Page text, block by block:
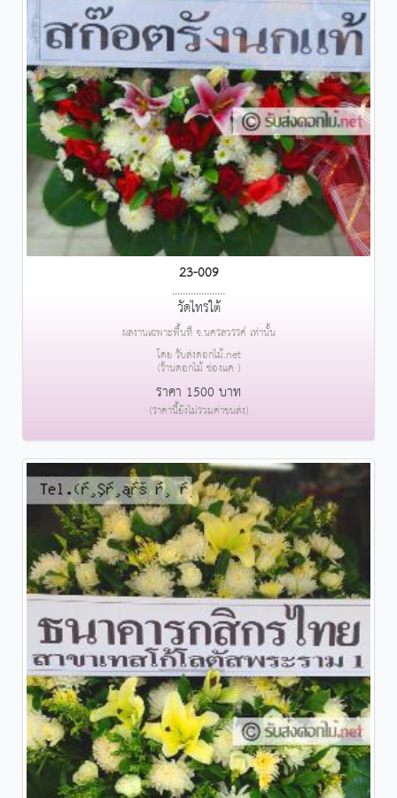
23-009
....................
วัดไทรใต้
ผลงานเฉพาะพื้นที่ จ.นครสวรรค์ เท่านั้น
โดย รับส่งดอกไม้.net
(ร้านดอกไม้ ช่องแค )
ราคา 1500 บาท
(ราคานี้ยังไม่รวมค่าขนส่ง)